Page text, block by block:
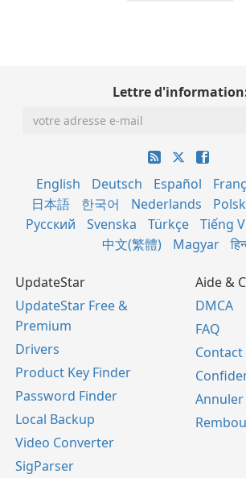
Lettre
English Deutsch Español
日本語
한국어 Nederlands
Русский
Svenska Türkçe Tiếng
中文(繁體)
Magyar
UpdateStar
UpdateStar Free &
Premium
Drivers
Product Key Finder
Password Finder
Local Backup
Video Converter
SigParser
Aide &
DMCA
FAQ
Contact